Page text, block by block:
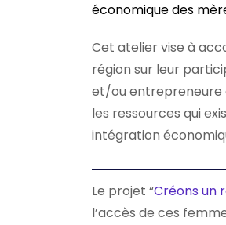
économique des
Cet atelier vise à
région sur leur
et/ou entrepreneure
les ressources qui
intégration
Le projet “Créons un
l’accès de ces